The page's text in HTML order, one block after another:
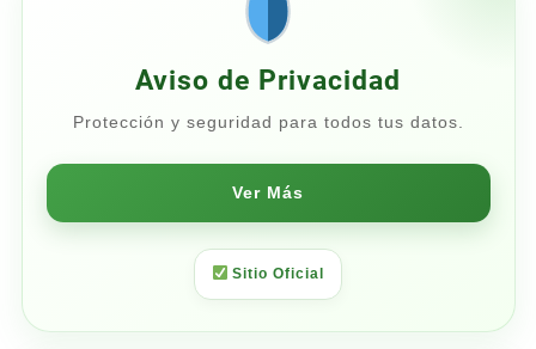
Aviso de Privacidad
Protección y seguridad para todos tus datos.
Ver Más
Sitio Oficial